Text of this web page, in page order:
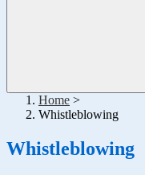
Home >
Whistleblowing
Whistleblowing